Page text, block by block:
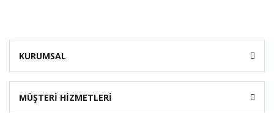
KURUMSAL
MÜŞTERİ HİZMETLERİ